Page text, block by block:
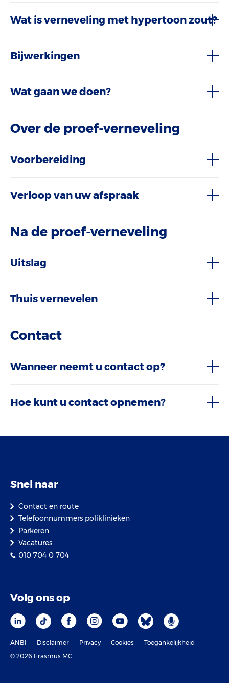
Wat is verneveling met hypertoon zout?
Bijwerkingen
Wat gaan we doen?
Over de proef-verneveling
Voorbereiding
Verloop van uw afspraak
Na de proef-verneveling
Uitslag
Thuis vernevelen
Contact
Wanneer neemt u contact op?
Hoe kunt u contact opnemen?
Snel naar
Contact en route
Telefoonnummers poliklinieken
Parkeren
Vacatures
010 704 0 704
Volg ons op
ANBI Disclaimer Privacy Cookies
Toegankelijkheid
© 2026 Erasmus MC.